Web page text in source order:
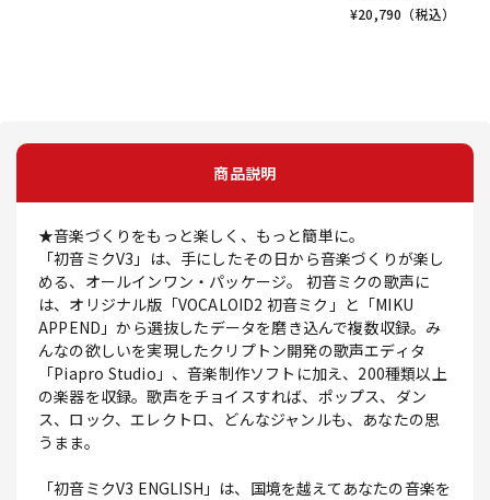
¥20,790 （税込）
商品説明
★音楽づくりをもっと楽しく、もっと簡単に。
「初音ミクV3」は、手にしたその日から音楽づくりが楽し
める、オールインワン・パッケージ。 初音ミクの歌声に
は、オリジナル版「VOCALOID2 初音ミク」と「MIKU
APPEND」から選抜したデータを磨き込んで複数収録。み
んなの欲しいを実現したクリプトン開発の歌声エディタ
「Piapro Studio」、音楽制作ソフトに加え、200種類以上
の楽器を収録。歌声をチョイスすれば、ポップス、ダン
ス、ロック、エレクトロ、どんなジャンルも、あなたの思
うまま。
「初音ミクV3 ENGLISH」は、国境を越えてあなたの音楽を